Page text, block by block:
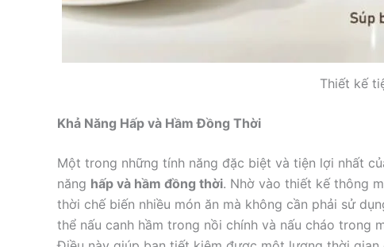
Thiết kế
Khả Năng Hấp và Hầm Đồng Thời
Một trong những tính năng đặc biệt và tiện lợi nhất
năng hấp và hầm đồng thời. Nhờ vào thiết kế thông
thời chế biến nhiều món ăn mà không cần phải sử
thể nấu canh hầm trong nồi chính và nấu cháo trong